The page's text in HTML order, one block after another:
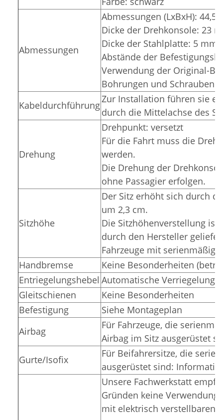
Abmessungen
Abmessungen (LxBxH): 44,5
Dicke der Drehkonsole: 23
Dicke der Stahlplatte: 5 mm
Abstände der
Verwendung der Original-
Bohrungen und Schrauben:
Kabeldurchführung
Zur Installation führen sie
durch die Mittelachse des
Drehung
Drehpunkt: versetzt
Für die Fahrt muss die
werden.
Die Drehung der
ohne Passagier erfolgen.
Sitzhöhe
Der Sitz erhöht sich durch
um 2,3 cm.
Die Sitzhöhenverstellung
durch den Hersteller
Fahrzeuge mit
Handbremse
Keine Besonderheiten
Entriegelungshebel Automatische Verriegelung
Gleitschienen
Keine Besonderheiten
Befestigung
Siehe Montageplan
Airbag
Für Fahrzeuge, die
Airbag im Sitz ausgerüstet
Gurte/Isofix
Für Beifahrersitze, die
ausgerüstet sind:
Unsere Fachwerkstatt
Gründen keine
mit elektrisch verstellbaren